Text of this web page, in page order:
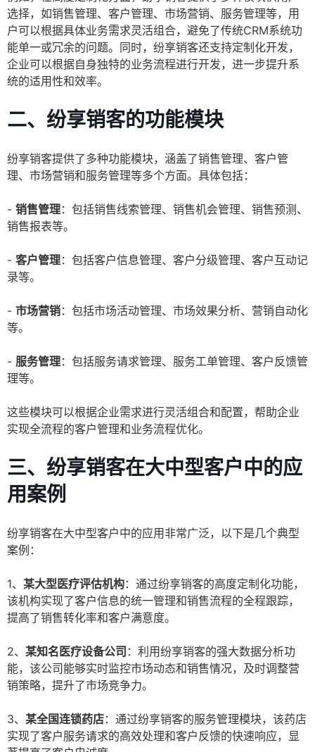
选择，如销售管理、客户管理、市场营销、服务管理等，用
户可以根据具体业务需求灵活组合，避免了传统CRM系统功
能单一或冗余的问题。同时，纷享销客还支持定制化开发，
企业可以根据自身独特的业务流程进行开发，进一步提升系
统的适用性和效率。
二、纷享销客的功能模块
纷享销客提供了多种功能模块，涵盖了销售管理、客户管
理、市场营销和服务管理等多个方面。具体包括：
- 销售管理：包括销售线索管理、销售机会管理、销售预测、
销售报表等。
- 客户管理：包括客户信息管理、客户分级管理、客户互动记
录等。
- 市场营销：包括市场活动管理、市场效果分析、营销自动化
等。
- 服务管理：包括服务请求管理、服务工单管理、客户反馈管
理等。
这些模块可以根据企业需求进行灵活组合和配置，帮助企业
实现全流程的客户管理和业务流程优化。
三、纷享销客在大中型客户中的应
用案例
纷享销客在大中型客户中的应用非常广泛，以下是几个典型
案例：
1、 某大型医疗评估机构：通过纷享销客的高度定制化功能，
该机构实现了客户信息的统一管理和销售流程的全程跟踪，
提高了销售转化率和客户满意度。
2、 某知名医疗设备公司 ：利用纷享销客的强大数据分析功
能，该公司能够实时监控市场动态和销售情况，及时调整营
销策略，提升了市场竞争力。
3、 某全国连锁药店：通过纷享销客的服务管理模块，该药店
实现了客户服务请求的高效处理和客户反馈的快速响应，显